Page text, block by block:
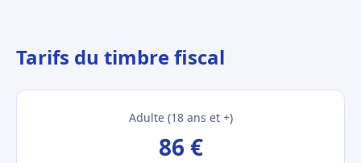
Tarifs du timbre fiscal
Adulte (18 ans et +)
86 €